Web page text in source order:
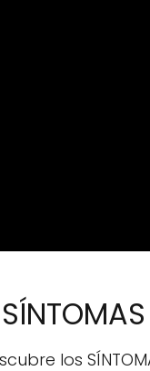
los